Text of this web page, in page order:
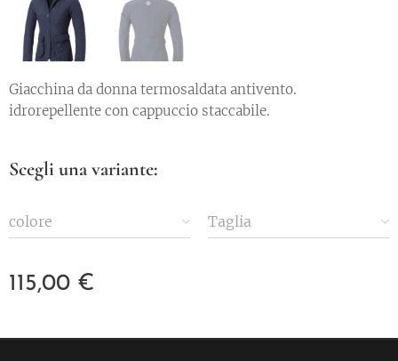
Giacchina da donna termosaldata antivento.
idrorepellente con cappuccio staccabile.
Scegli una variante:
colore Taglia
115,00 €